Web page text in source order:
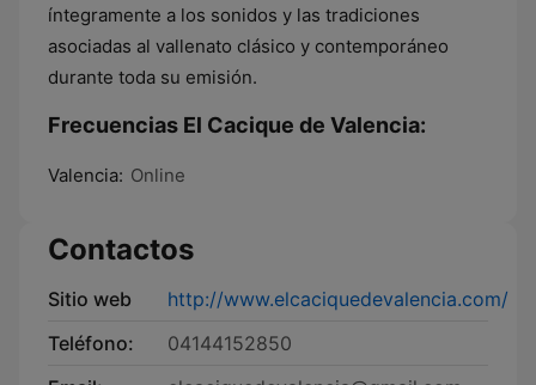
íntegramente a los sonidos y las tradiciones
asociadas al vallenato clásico y contemporáneo
durante toda su emisión.
Frecuencias El Cacique de Valencia:
Valencia: Online
Contactos
Sitio web
http://www.elcaciquedevalencia.com/
Teléfono:
04144152850